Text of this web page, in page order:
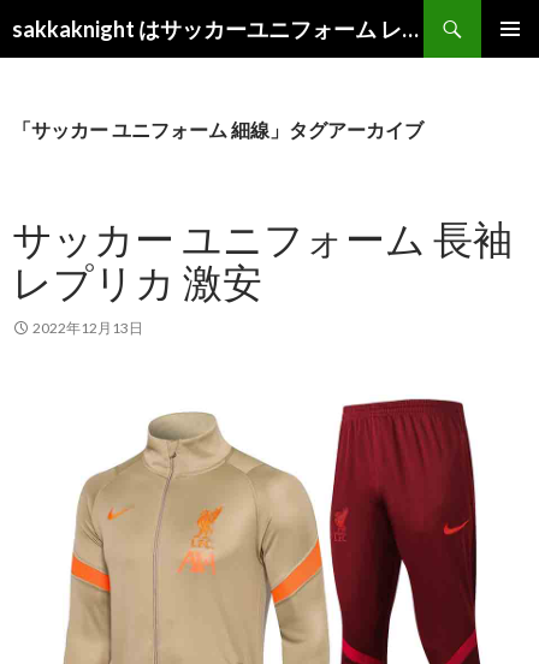
sakkaknight はサッカーユニフォーム レプリカ ショップ 2022
索
ン
キ
ッ
プ
「サッカー ユニフォーム 細線」タグアーカイブ
サッカー ユニフォーム 長袖
レプリカ 激安
2022年12月13日